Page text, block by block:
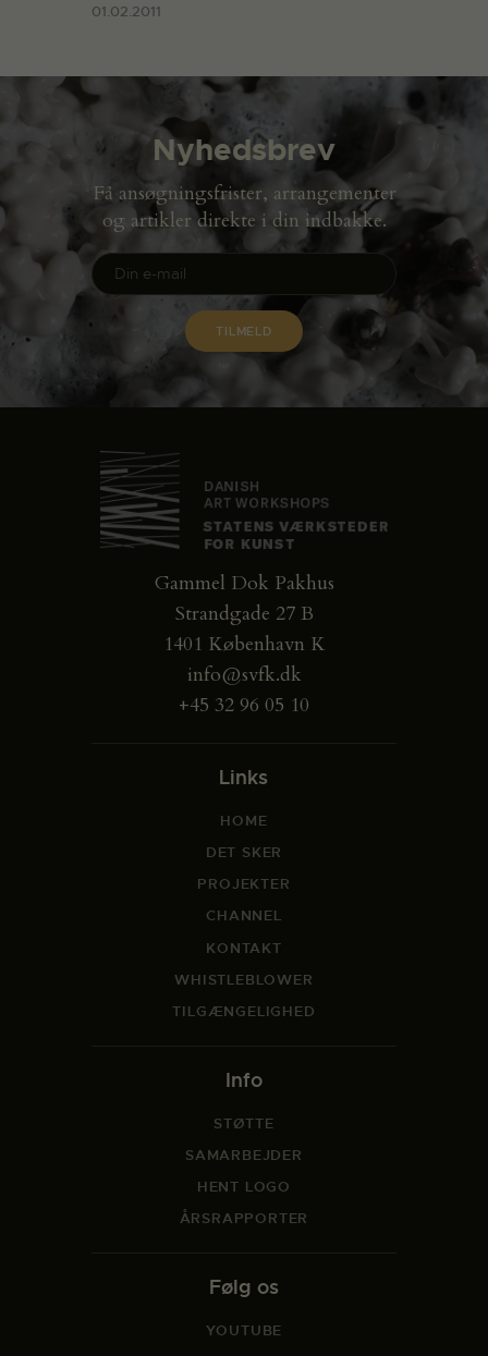
01.02.2011
Nyhedsbrev
Få ansøgningsfrister, arrangementer
og artikler direkte i din indbakke.
Gammel Dok Pakhus
Strandgade 27 B
1401 København K
info@svfk.dk
+45 32 96 05 10
Links
HOME
DET SKER
PROJEKTER
CHANNEL
KONTAKT
WHISTLEBLOWER
TILGÆNGELIGHED
Info
STØTTE
SAMARBEJDER
HENT LOGO
ÅRSRAPPORTER
Følg os
YOUTUBE